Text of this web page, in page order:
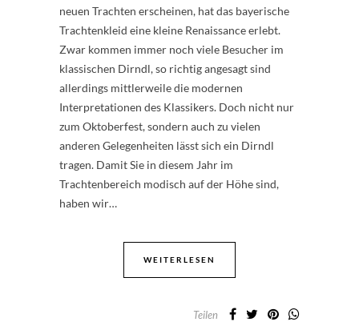
neuen Trachten erscheinen, hat das bayerische
Trachtenkleid eine kleine Renaissance erlebt.
Zwar kommen immer noch viele Besucher im
klassischen Dirndl, so richtig angesagt sind
allerdings mittlerweile die modernen
Interpretationen des Klassikers. Doch nicht nur
zum Oktoberfest, sondern auch zu vielen
anderen Gelegenheiten lässt sich ein Dirndl
tragen. Damit Sie in diesem Jahr im
Trachtenbereich modisch auf der Höhe sind,
haben wir…
WEITERLESEN
Teilen